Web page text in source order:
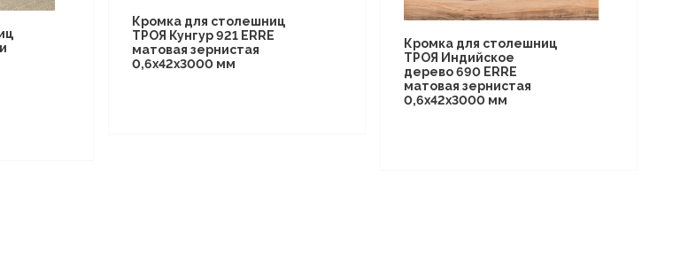
Кромка для столешниц
ТРОЯ Кунгур 921 ERRE
матовая зернистая
0,6х42х3000 мм
Кромка для столешниц
ТРОЯ Индийское
дерево 690 ERRE
матовая зернистая
0,6х42х3000 мм